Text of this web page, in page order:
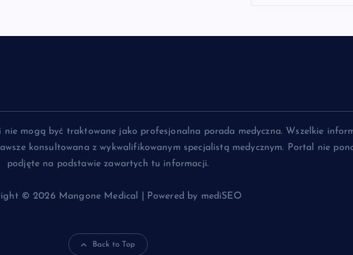
mogą być traktowane jako profesjonalna porada medyczna. Wszelkie
konsultowana z wykwalifikowanym specjalistą medycznym. Portal nie
podjęte na podstawie zawartych tu informacji.
© 2026 Mangone Medical | Powered by mediSEO
Back to Top